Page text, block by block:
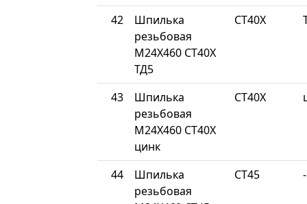
42
Шпилька
резьбовая
М24Х460 СТ40Х
ТД5
СТ40Х
43
Шпилька
резьбовая
М24Х460 СТ40Х
цинк
СТ40Х
44
Шпилька
резьбовая
СТ45 -